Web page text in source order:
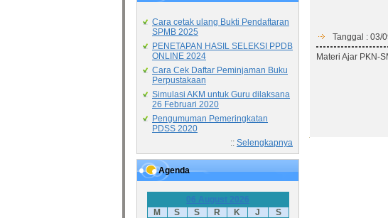
Cara cetak ulang Bukti Pendaftaran
SPMB 2025
PENETAPAN HASIL SELEKSI PPDB
ONLINE 2024
Cara Cek Daftar Peminjaman Buku
Perpustakaan
Simulasi AKM untuk Guru dilaksana
26 Februari 2020
Pengumuman Pemeringkatan
PDSS 2020
:: Selengkapnya
Agenda
06 August 2026
M
S S R K J S
Tanggal : 03/
Materi Ajar PKN-